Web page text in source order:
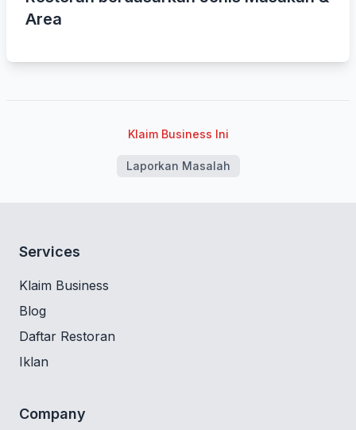
Area
Klaim Business Ini
Laporkan Masalah
Services
Klaim Business
Blog
Daftar Restoran
Iklan
Company